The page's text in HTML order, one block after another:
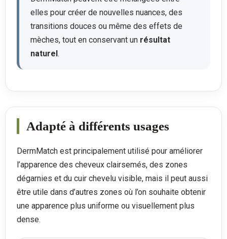
elles pour créer de nouvelles nuances, des
transitions douces ou même des effets de
mèches, tout en conservant un résultat
naturel .
Adapté à différents usages
DermMatch est principalement utilisé pour améliorer
l’apparence des cheveux clairsemés, des zones
dégarnies et du cuir chevelu visible, mais il peut aussi
être utile dans d’autres zones où l’on souhaite obtenir
une apparence plus uniforme ou visuellement plus
dense.